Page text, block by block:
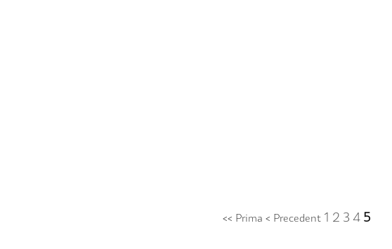
<< Prima < Precedent 1 2 3 4 5